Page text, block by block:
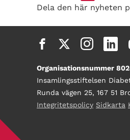
Dela den här nyheten
Organisationsnummer
Insamlingsstiftelsen
Runda vägen 25, 167 51
Integritetspolicy Sidkarta